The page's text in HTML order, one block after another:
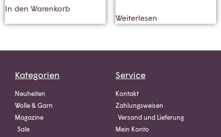
In den Warenkorb
Weiterlesen
Kategorien
Neuheiten
Wolle & Garn
Magazine
Sale
Service
Kontakt
Zahlungsweisen
Versand und Lieferung
Mein Konto